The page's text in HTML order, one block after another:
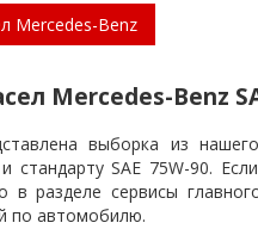
Mercedes-Benz
Mercedes-Benz
выборка из
и стандарту SAE 75W-90.
в разделе сервисы
по автомобилю.